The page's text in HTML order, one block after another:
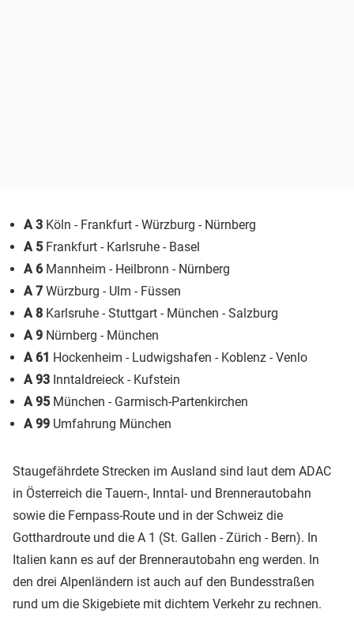
A 3 Köln - Frankfurt - Würzburg - Nürnberg
A 5 Frankfurt - Karlsruhe - Basel
A 6 Mannheim - Heilbronn - Nürnberg
A 7 Würzburg - Ulm - Füssen
A 8 Karlsruhe - Stuttgart - München - Salzburg
A 9 Nürnberg - München
A 61 Hockenheim - Ludwigshafen - Koblenz - Venlo
A 93 Inntaldreieck - Kufstein
A 95 München - Garmisch-Partenkirchen
A 99 Umfahrung München
Staugefährdete Strecken im Ausland sind laut dem ADAC
in Österreich die Tauern-, Inntal- und Brennerautobahn
sowie die Fernpass-Route und in der Schweiz die
Gotthardroute und die A 1 (St. Gallen - Zürich - Bern). In
Italien kann es auf der Brennerautobahn eng werden. In
den drei Alpenländern ist auch auf den Bundesstraßen
rund um die Skigebiete mit dichtem Verkehr zu rechnen.